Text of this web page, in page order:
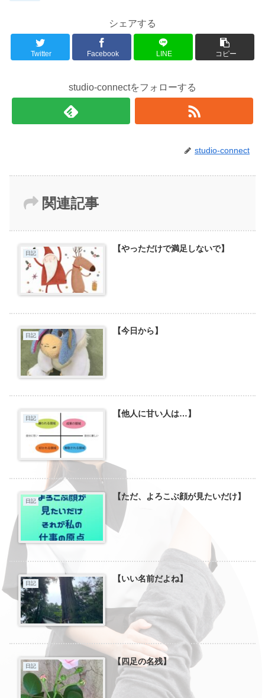
シェアする
Twitter Facebook LINE コピー
studio-connectをフォローする
studio-connect
関連記事
日記 【やっただけで満足しないで】
日記 【今日から】
日記 【他人に甘い人は…】
日記 【ただ、よろこぶ顔が見たいだけ】
日記 【いい名前だよね】
日記 【四足の名残】